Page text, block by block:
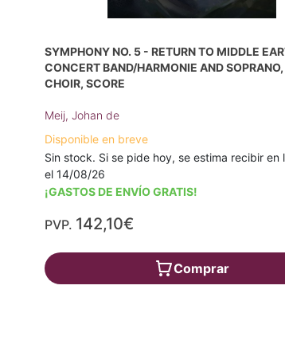
SYMPHONY NO. 5 - RETURN TO MIDDLE
CONCERT BAND/HARMONIE AND
CHOIR, SCORE
Meij, Johan de
Disponible en breve
Sin stock. Si se pide hoy, se estima recibir en
el 14/08/26
¡GASTOS DE ENVÍO GRATIS!
PVP. 142,10€
Comprar